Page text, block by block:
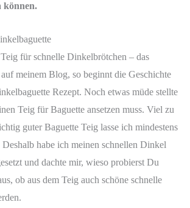
können.
für schnelle Dinkelbrötchen – das
meinem Blog, so beginnt die Geschichte
Rezept. Noch etwas müde stellte
Teig für Baguette ansetzen muss. Viel zu
guter Baguette Teig lasse ich mindestens
habe ich meinen schnellen Dinkel
und dachte mir, wieso probierst Du
ob aus dem Teig auch schöne schnelle